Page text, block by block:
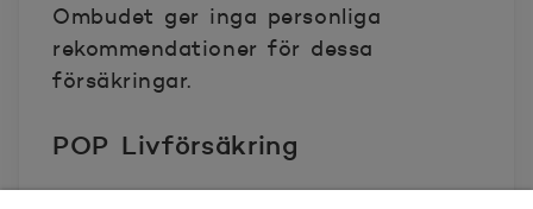
Ombudet ger inga personliga
rekommendationer för dessa
försäkringar.
POP Livförsäkring